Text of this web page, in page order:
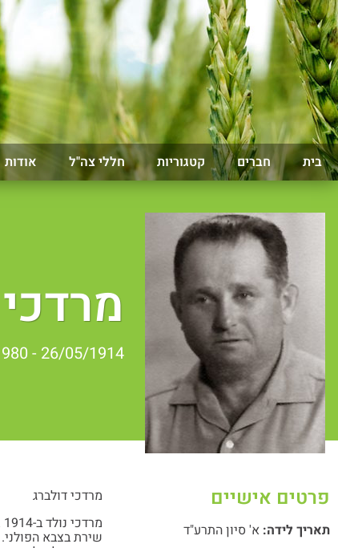
בית חברים קטגוריות חללי צה"ל אודות
26/05/1914 - 09/06/1980
פרטים אישיים
תאריך לידה: א' סיון התרע"ד
מרדכי דולברג
שירת בצבא